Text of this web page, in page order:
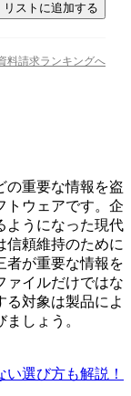
リストに追加する
料請求ランキングへ
の重要な情報を盗
トウェアです。企
ようになった現代
信頼維持のために
者が重要な情報を
ァイルだけではな
る対象は製品によ
しょう。
選び方も解説！